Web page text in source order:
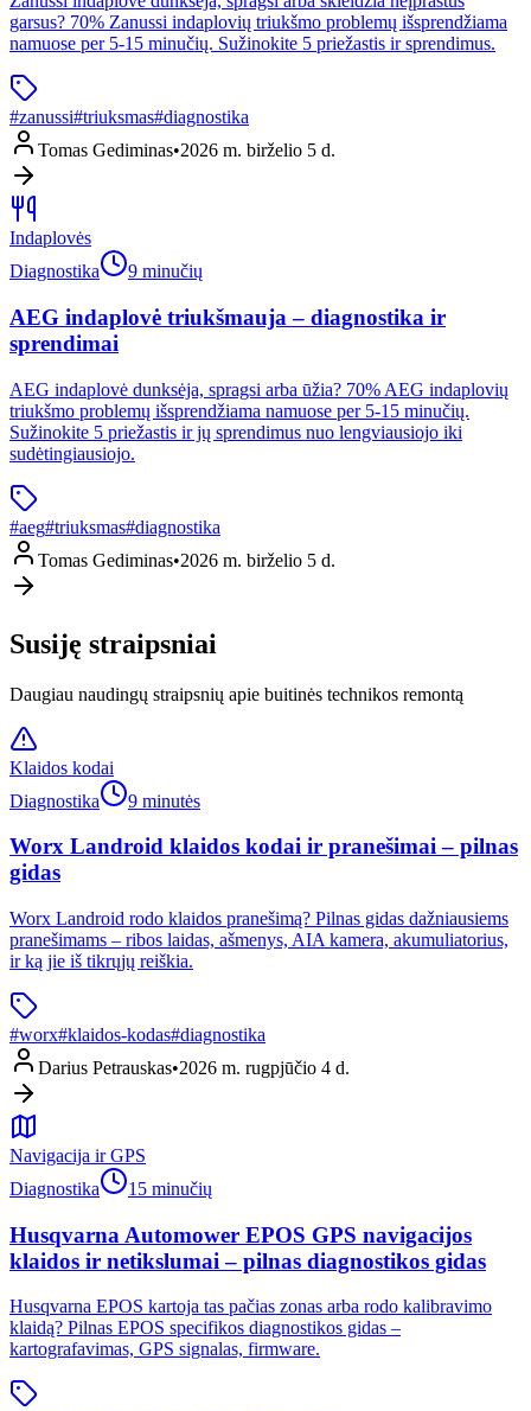
garsus? 70% Zanussi indaplovių triukšmo problemų išsprendžiama
namuose per 5-15 minučių. Sužinokite 5 priežastis ir sprendimus.
#zanussi#triuksmas#diagnostika
Tomas Gediminas•2026 m. birželio 5 d.
Indaplovės
Diagnostika
9 minučių
AEG indaplovė triukšmauja – diagnostika ir
sprendimai
AEG indaplovė dunksėja, spragsi arba ūžia? 70% AEG indaplovių
triukšmo problemų išsprendžiama namuose per 5-15 minučių.
Sužinokite 5 priežastis ir jų sprendimus nuo lengviausiojo iki
sudėtingiausiojo.
#aeg#triuksmas#diagnostika
Tomas Gediminas•2026 m. birželio 5 d.
Susiję straipsniai
Daugiau naudingų straipsnių apie buitinės technikos remontą
Klaidos kodai
Diagnostika
9 minutės
Worx Landroid klaidos kodai ir pranešimai – pilnas
gidas
Worx Landroid rodo klaidos pranešimą? Pilnas gidas dažniausiems
pranešimams – ribos laidas, ašmenys, AIA kamera, akumuliatorius,
ir ką jie iš tikrųjų reiškia.
#worx#klaidos-kodas#diagnostika
Darius Petrauskas•2026 m. rugpjūčio 4 d.
Navigacija ir GPS
Diagnostika
15 minučių
Husqvarna Automower EPOS GPS navigacijos
klaidos ir netikslumai – pilnas diagnostikos gidas
Husqvarna EPOS kartoja tas pačias zonas arba rodo kalibravimo
klaidą? Pilnas EPOS specifikos diagnostikos gidas –
kartografavimas, GPS signalas, firmware.